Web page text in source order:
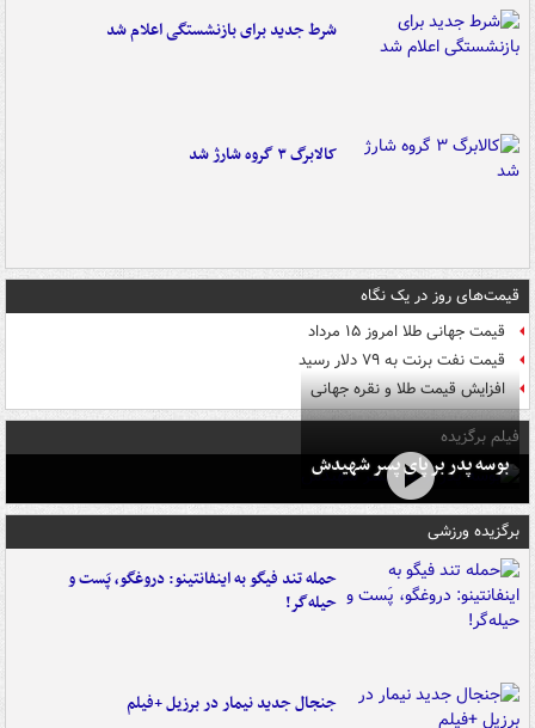
شرط جدید برای بازنشستگی اعلام شد
کالابرگ ۳ گروه شارژ شد
قیمت‌های روز در یک نگاه
قیمت جهانی طلا امروز ۱۵ مرداد
قیمت نفت برنت به ۷۹ دلار رسید
افزایش قیمت طلا و نقره جهانی
فیلم برگزیده
بوسه‌ پدر بر پای پسر شهیدش
برگزیده ورزشی
حمله تند فیگو به اینفانتینو: دروغگو، پَست‌ و
حیله‌گر!
جنجال جدید نیمار در برزیل +فیلم